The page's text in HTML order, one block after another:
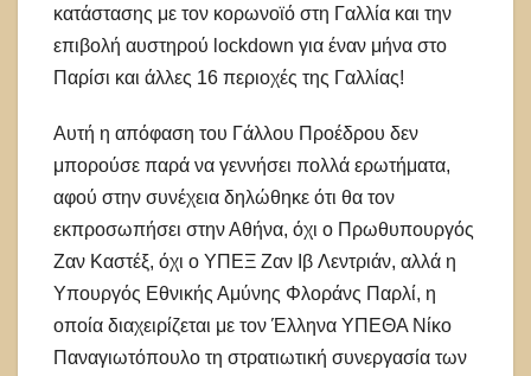
κατάστασης με τον κορωνοϊό στη Γαλλία και την
επιβολή αυστηρού lockdown για έναν μήνα στο
Παρίσι και άλλες 16 περιοχές της Γαλλίας!
Αυτή η απόφαση του Γάλλου Προέδρου δεν
μπορούσε παρά να γεννήσει πολλά ερωτήματα,
αφού στην συνέχεια δηλώθηκε ότι θα τον
εκπροσωπήσει στην Αθήνα, όχι ο Πρωθυπουργός
Ζαν Καστέξ, όχι ο ΥΠΕΞ Ζαν Ιβ Λεντριάν, αλλά η
Υπουργός Εθνικής Αμύνης Φλοράνς Παρλί, η
οποία διαχειρίζεται με τον Έλληνα ΥΠΕΘΑ Νίκο
Παναγιωτόπουλο τη στρατιωτική συνεργασία των